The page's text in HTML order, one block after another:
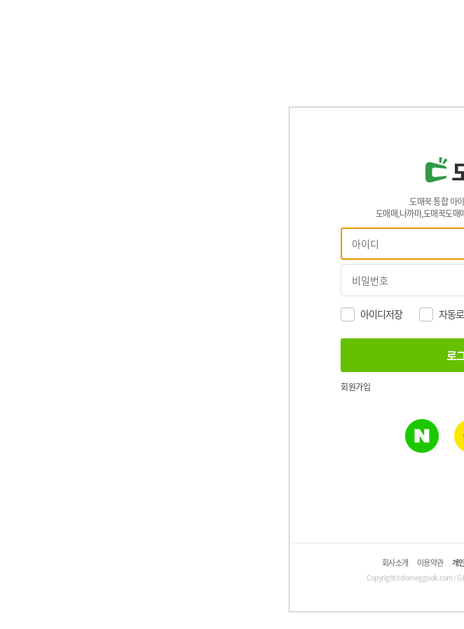
도매꾹 통합 아
도매매,나까마,도매꾹도
아이디저장 자동
회원가입
회사소개 이용약관 개
Copyright©domeggook.com /